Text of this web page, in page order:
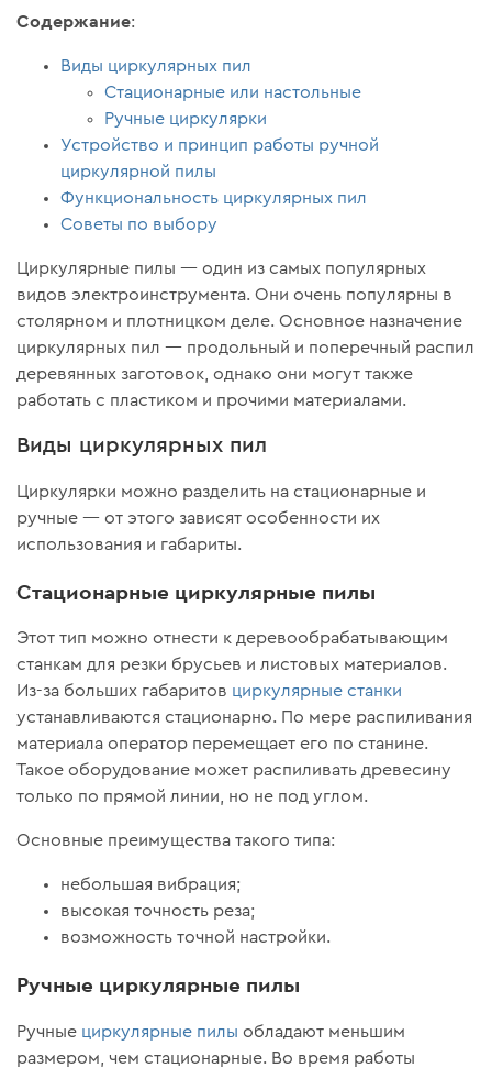
Содержание:
Виды циркулярных пил
Стационарные или настольные
Ручные циркулярки
Устройство и принцип работы ручной
циркулярной пилы
Функциональность циркулярных пил
Советы по выбору
Циркулярные пилы — один из самых популярных
видов электроинструмента. Они очень популярны в
столярном и плотницком деле. Основное назначение
циркулярных пил — продольный и поперечный распил
деревянных заготовок, однако они могут также
работать с пластиком и прочими материалами.
Виды циркулярных пил
Циркулярки можно разделить на стационарные и
ручные — от этого зависят особенности их
использования и габариты.
Стационарные циркулярные пилы
Этот тип можно отнести к деревообрабатывающим
станкам для резки брусьев и листовых материалов.
Из-за больших габаритов циркулярные станки
устанавливаются стационарно. По мере распиливания
материала оператор перемещает его по станине.
Такое оборудование может распиливать древесину
только по прямой линии, но не под углом.
Основные преимущества такого типа:
небольшая вибрация;
высокая точность реза;
возможность точной настройки.
Ручные циркулярные пилы
Ручные циркулярные пилы обладают меньшим
размером, чем стационарные. Во время работы